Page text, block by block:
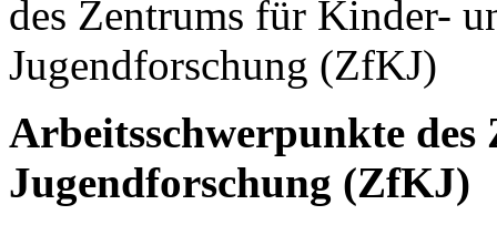
Arbeitsschwerpunkte
Jugendforschung (ZfKJ)